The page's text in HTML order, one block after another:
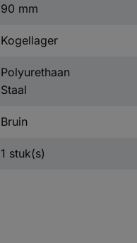
90 mm
Kogellager
Polyurethaan
Staal
Bruin
1 stuk(s)